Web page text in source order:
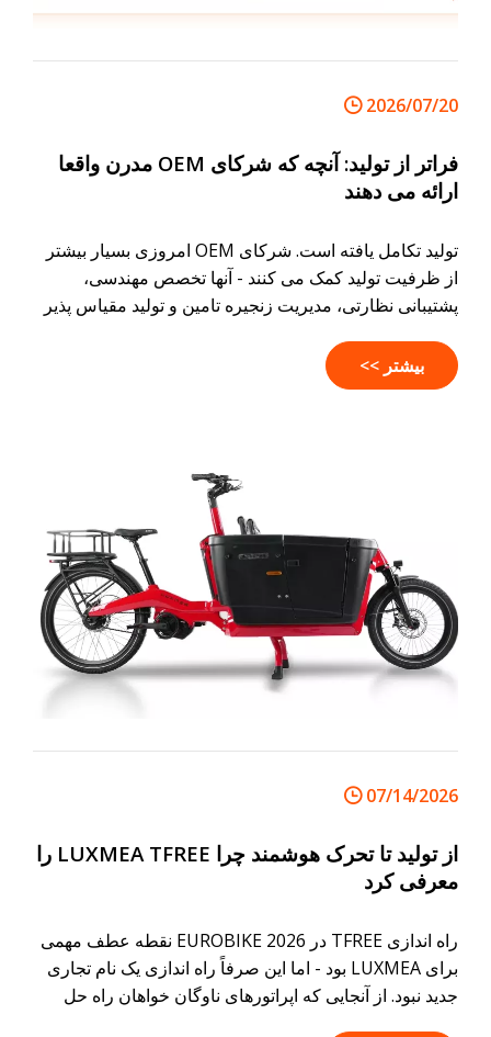
2026/07/20
فراتر از تولید: آنچه که شرکای OEM مدرن واقعا
ارائه می دهند
تولید تکامل یافته است. شرکای OEM امروزی بسیار بیشتر
از ظرفیت تولید کمک می کنند - آنها تخصص مهندسی،
پشتیبانی نظارتی، مدیریت زنجیره تامین و تولید مقیاس پذیر
محصولات را سریعتر و با اطمینان بیشتر به بازار عرضه کنند.
بیشتر >>
07/14/2026
از تولید تا تحرک هوشمند چرا LUXMEA TFREE را
معرفی کرد
راه اندازی TFREE در EUROBIKE 2026 نقطه عطف مهمی
برای LUXMEA بود - اما این صرفاً راه اندازی یک نام تجاری
جدید نبود. از آنجایی که اپراتورهای ناوگان خواهان راه حل